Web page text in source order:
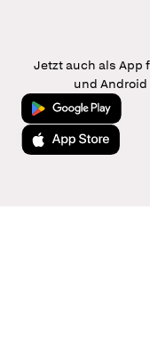
Jetzt auch als App
und Android
Jetzt bei Google Play
Laden im App Store